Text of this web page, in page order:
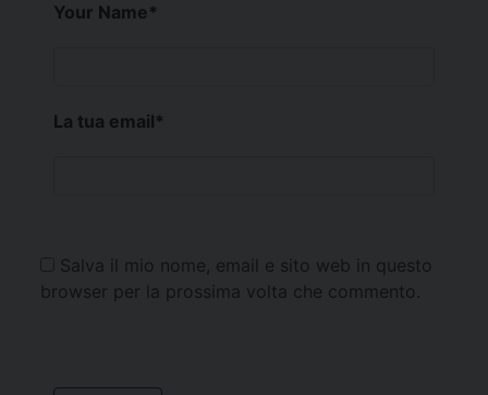
Your Name*
La tua email*
Salva il mio nome, email e sito web in questo
browser per la prossima volta che commento.